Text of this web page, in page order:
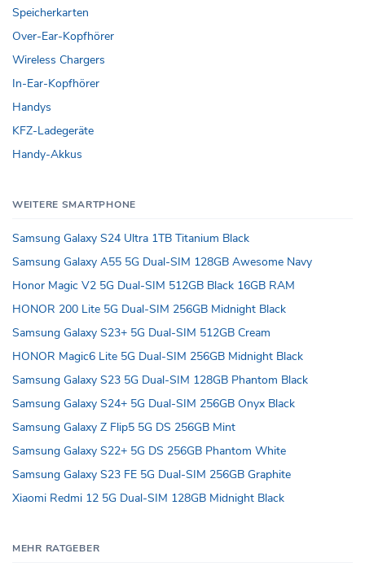
Speicherkarten
Over-Ear-Kopfhörer
Wireless Chargers
In-Ear-Kopfhörer
Handys
KFZ-Ladegeräte
Handy-Akkus
WEITERE SMARTPHONE
Samsung Galaxy S24 Ultra 1TB Titanium Black
Samsung Galaxy A55 5G Dual-SIM 128GB Awesome Navy
Honor Magic V2 5G Dual-SIM 512GB Black 16GB RAM
HONOR 200 Lite 5G Dual-SIM 256GB Midnight Black
Samsung Galaxy S23+ 5G Dual-SIM 512GB Cream
HONOR Magic6 Lite 5G Dual-SIM 256GB Midnight Black
Samsung Galaxy S23 5G Dual-SIM 128GB Phantom Black
Samsung Galaxy S24+ 5G Dual-SIM 256GB Onyx Black
Samsung Galaxy Z Flip5 5G DS 256GB Mint
Samsung Galaxy S22+ 5G DS 256GB Phantom White
Samsung Galaxy S23 FE 5G Dual-SIM 256GB Graphite
Xiaomi Redmi 12 5G Dual-SIM 128GB Midnight Black
MEHR RATGEBER